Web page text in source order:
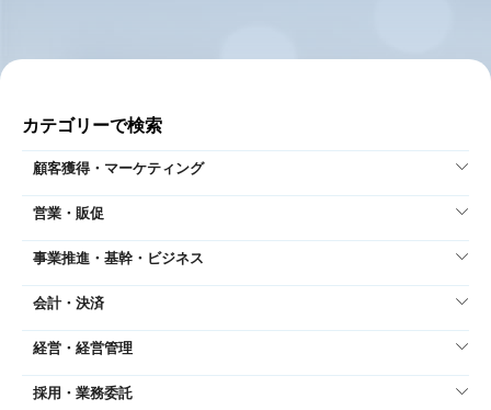
カテゴリーで検索
顧客獲得・マーケティング
営業・販促
事業推進・基幹・ビジネス
会計・決済
経営・経営管理
採用・業務委託